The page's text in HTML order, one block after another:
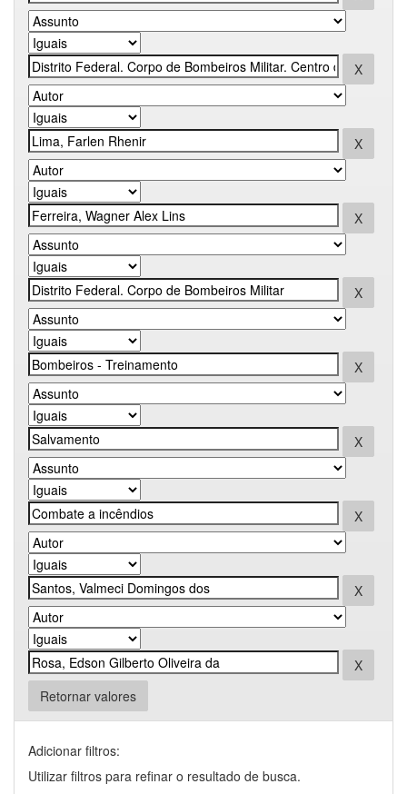
Retornar valores
Adicionar filtros:
Utilizar filtros para refinar o resultado de busca.